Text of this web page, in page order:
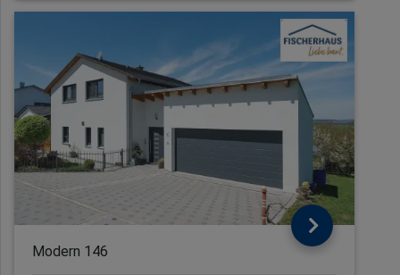
Modern 146